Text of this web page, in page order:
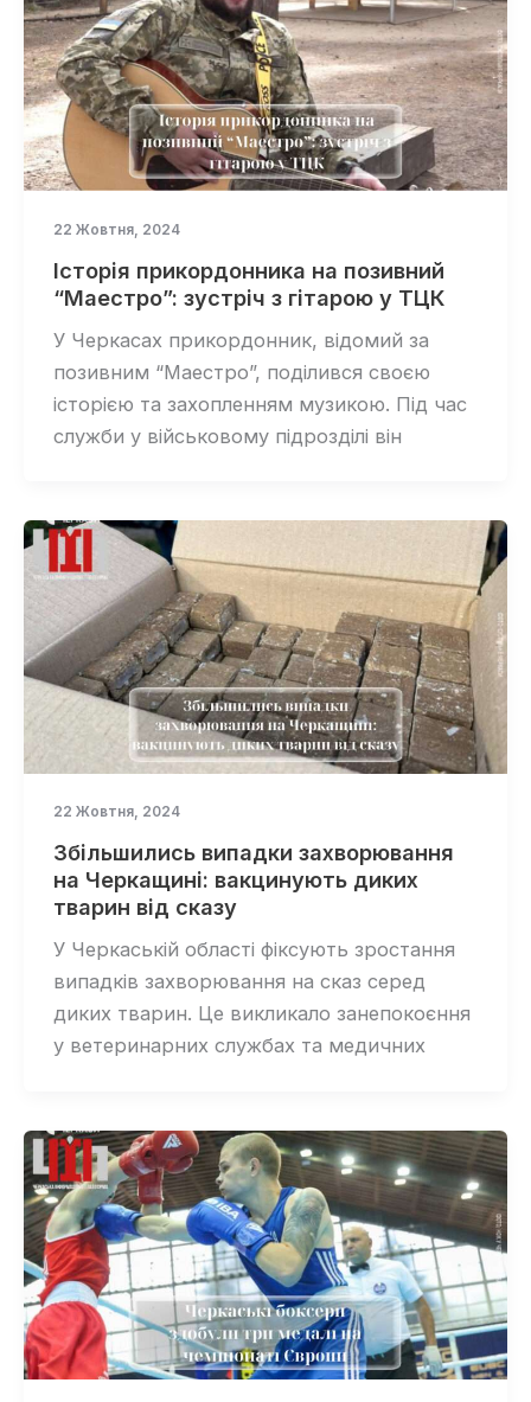
22 Жовтня, 2024
Історія прикордонника на позивний
“Маестро”: зустріч з гітарою у ТЦК
У Черкасах прикордонник, відомий за
позивним “Маестро”, поділився своєю
історією та захопленням музикою. Під час
служби у військовому підрозділі він
22 Жовтня, 2024
Збільшились випадки захворювання
на Черкащині: вакцинують диких
тварин від сказу
У Черкаській області фіксують зростання
випадків захворювання на сказ серед
диких тварин. Це викликало занепокоєння
у ветеринарних службах та медичних